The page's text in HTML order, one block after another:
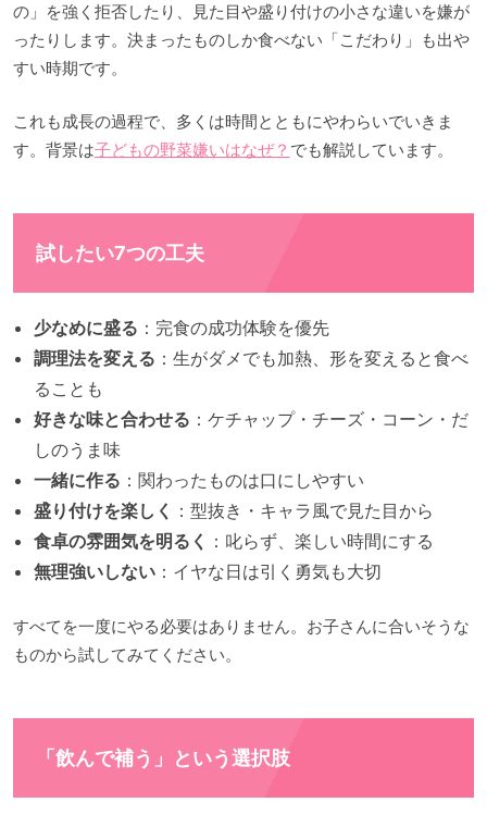
の」を強く拒否したり、見た目や盛り付けの小さな違いを嫌が
ったりします。決まったものしか食べない「こだわり」も出や
すい時期です。
これも成長の過程で、多くは時間とともにやわらいでいきま
す。背景は子どもの野菜嫌いはなぜ？ でも解説しています。
試したい7つの工夫
少なめに盛る ：完食の成功体験を優先
調理法を変える ：生がダメでも加熱、形を変えると食べ
ることも
好きな味と合わせる ：ケチャップ・チーズ・コーン・だ
しのうま味
一緒に作る ：関わったものは口にしやすい
盛り付けを楽しく ：型抜き・キャラ風で見た目から
食卓の雰囲気を明るく ：叱らず、楽しい時間にする
無理強いしない ：イヤな日は引く勇気も大切
すべてを一度にやる必要はありません。お子さんに合いそうな
ものから試してみてください。
「飲んで補う」という選択肢